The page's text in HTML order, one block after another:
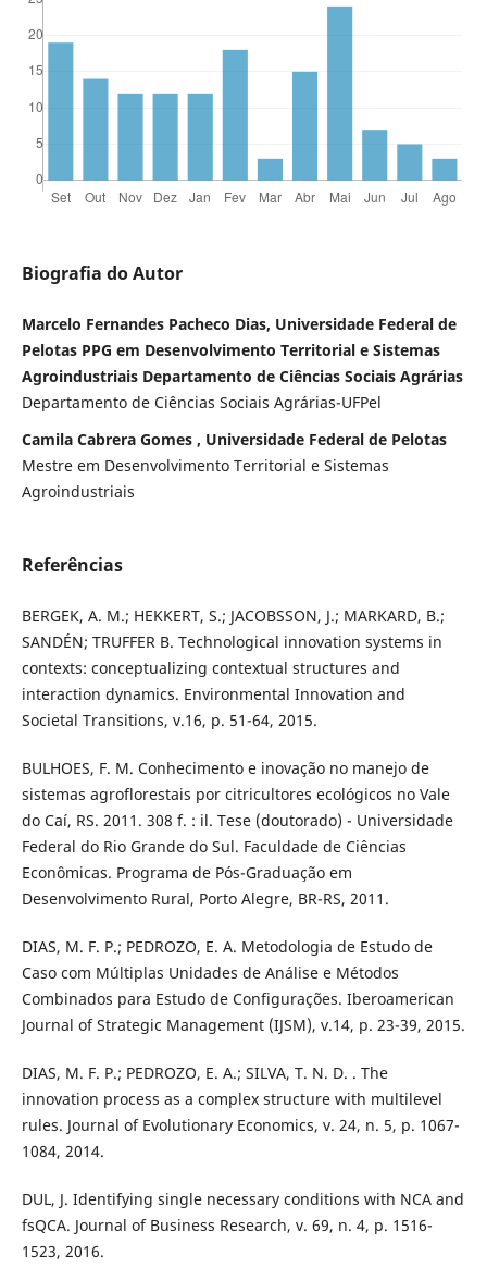
Biografia do Autor
Marcelo Fernandes Pacheco Dias, Universidade Federal de
Pelotas PPG em Desenvolvimento Territorial e Sistemas
Agroindustriais Departamento de Ciências Sociais Agrárias
Departamento de Ciências Sociais Agrárias-UFPel
Camila Cabrera Gomes , Universidade Federal de Pelotas
Mestre em Desenvolvimento Territorial e Sistemas
Agroindustriais
Referências
BERGEK, A. M.; HEKKERT, S.; JACOBSSON, J.; MARKARD, B.;
SANDÉN; TRUFFER B. Technological innovation systems in
contexts: conceptualizing contextual structures and
interaction dynamics. Environmental Innovation and
Societal Transitions, v.16, p. 51-64, 2015.
BULHOES, F. M. Conhecimento e inovação no manejo de
sistemas agroflorestais por citricultores ecológicos no Vale
do Caí, RS. 2011. 308 f. : il. Tese (doutorado) - Universidade
Federal do Rio Grande do Sul. Faculdade de Ciências
Econômicas. Programa de Pós-Graduação em
Desenvolvimento Rural, Porto Alegre, BR-RS, 2011.
DIAS, M. F. P.; PEDROZO, E. A. Metodologia de Estudo de
Caso com Múltiplas Unidades de Análise e Métodos
Combinados para Estudo de Configurações. Iberoamerican
Journal of Strategic Management (IJSM), v.14, p. 23-39, 2015.
DIAS, M. F. P.; PEDROZO, E. A.; SILVA, T. N. D. . The
innovation process as a complex structure with multilevel
rules. Journal of Evolutionary Economics, v. 24, n. 5, p. 1067-
1084, 2014.
DUL, J. Identifying single necessary conditions with NCA and
fsQCA. Journal of Business Research, v. 69, n. 4, p. 1516-
1523, 2016.